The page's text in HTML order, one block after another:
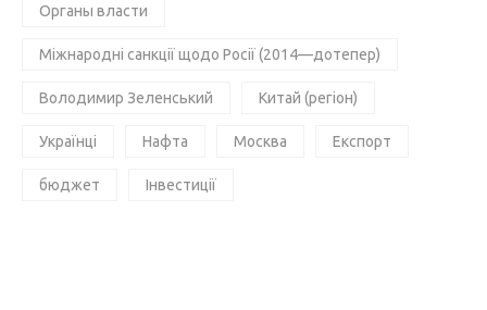
Органы власти
Міжнародні санкції щодо Росії (2014—дотепер)
Володимир Зеленський Китай (регіон)
Українці Нафта Москва Експорт
бюджет Інвестиції